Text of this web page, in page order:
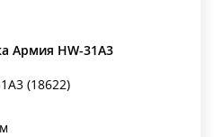
Армия HW-31A3
(18622)